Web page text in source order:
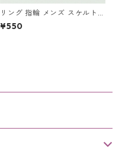
リング 指輪 メンズ スケルトン
ハンド スカルハンド アンティ
ーク シルバー アクセサリー
¥550